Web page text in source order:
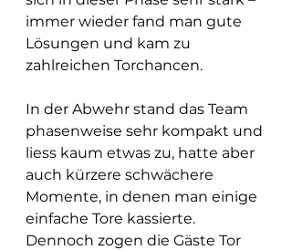
immer wieder fand man gute
Lösungen und kam zu
zahlreichen Torchancen.
In der Abwehr stand das Team
phasenweise sehr kompakt und
liess kaum etwas zu, hatte aber
auch kürzere schwächere
Momente, in denen man einige
einfache Tore kassierte.
Dennoch zogen die Gäste Tor